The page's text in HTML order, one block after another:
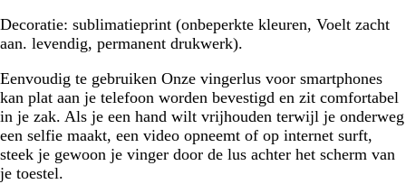
Decoratie: sublimatieprint (onbeperkte kleuren, Voelt zacht
aan. levendig, permanent drukwerk).
Eenvoudig te gebruiken Onze vingerlus voor smartphones
kan plat aan je telefoon worden bevestigd en zit comfortabel
in je zak. Als je een hand wilt vrijhouden terwijl je onderweg
een selfie maakt, een video opneemt of op internet surft,
steek je gewoon je vinger door de lus achter het scherm van
je toestel.